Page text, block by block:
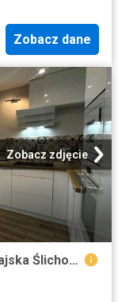
Zobacz dane
Zobacz zdjęcie
Dwupokojowe mieszkanie Plaza Jurajska Ślichowice Kielce